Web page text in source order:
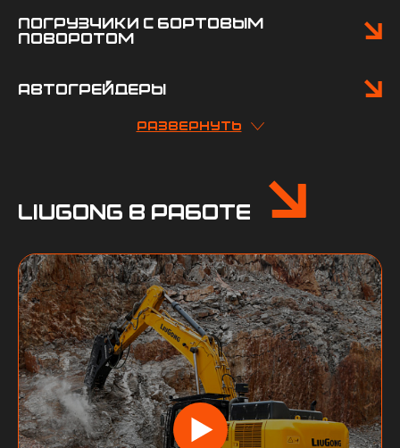
Погрузчики с бортовым
поворотом
Автогрейдеры
развернуть
Liugong в работе